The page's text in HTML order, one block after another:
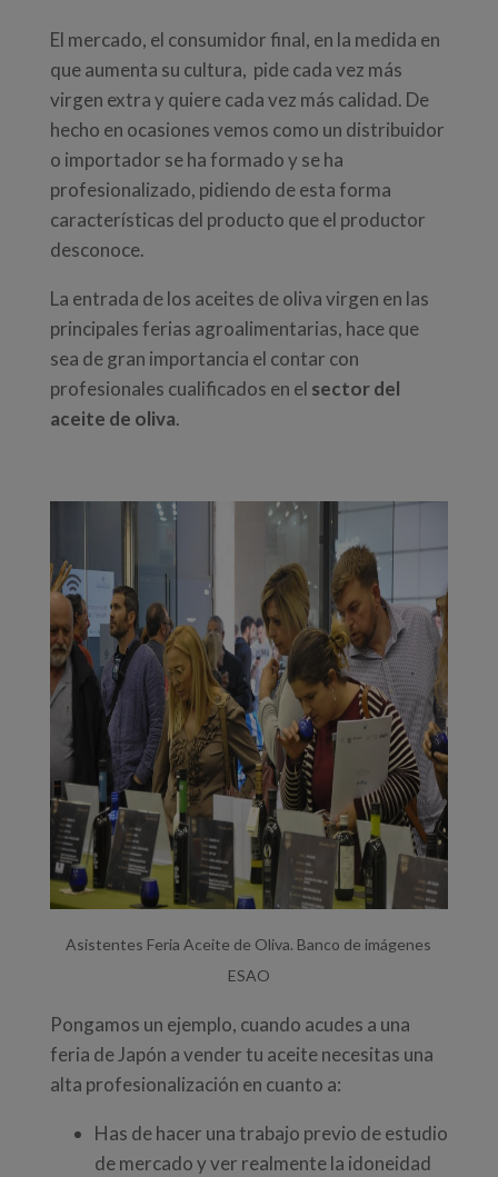
El mercado, el consumidor final, en la medida en
que aumenta su cultura, pide cada vez más
virgen extra y quiere cada vez más calidad. De
hecho en ocasiones vemos como un distribuidor
o importador se ha formado y se ha
profesionalizado, pidiendo de esta forma
características del producto que el productor
desconoce.
La entrada de los aceites de oliva virgen en las
principales ferias agroalimentarias, hace que
sea de gran importancia el contar con
profesionales cualificados en el sector del
aceite de oliva.
Asistentes Feria Aceite de Oliva. Banco de imágenes
ESAO
Pongamos un ejemplo, cuando acudes a una
feria de Japón a vender tu aceite necesitas una
alta profesionalización en cuanto a:
Has de hacer una trabajo previo de estudio
de mercado y ver realmente la idoneidad